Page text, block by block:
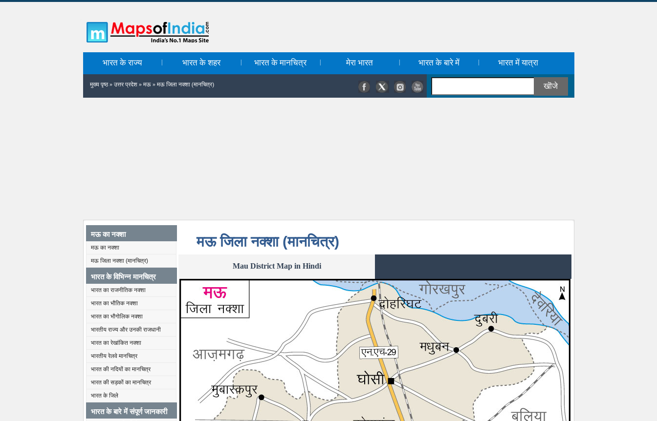
भारत के राज्य भारत के शहर भारत के मानचित्र मेरा भारत भारत के बारे में भारत में यात्रा
मुख्य पृष्ठ» उत्तर प्रदेश» मऊ» मऊ जिला नक्शा (मानचित्र)
मऊ का नक्शा
मऊ का नक्शा
मऊ जिला नक्शा (मानचित्र)
भारत के विभिन्न मानचित्र
भारत का राजनीतिक नक्शा
भारत का भौतिक नक्शा
भारत का भौगोलिक नक्शा
भारतीय राज्य और उनकी राजधानी
भारत का रेखांकित नक्शा
भारतीय रेलवे मानचित्र
भारत की नदियों का मानचित्र
भारत की सड़कों का मानचित्र
भारत के जिले
भारत के बारे में संपूर्ण जानकारी
मऊ जिला नक्शा (मानचित्र)
Mau District Map in Hindi